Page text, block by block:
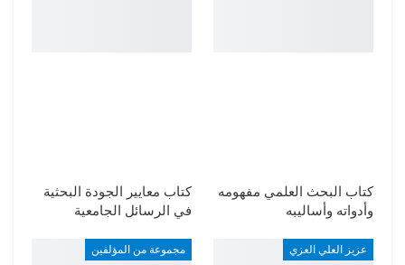
كتاب البحث العلمي مفهومه
وأدواته وأساليبه
كتاب معايير الجودة البحثية
في الرسائل الجامعية
عزيز العلي العزي مجموعة من المؤلفين